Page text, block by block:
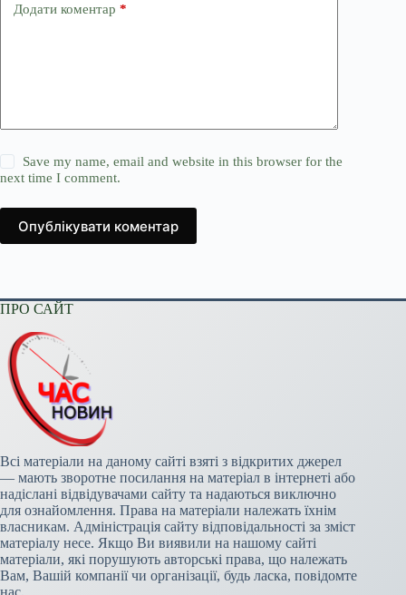
Додати коментар *
Save my name, email and website in this browser for the
next time I comment.
Опублікувати коментар
ПРО САЙТ
Всі матеріали на даному сайті взяті з відкритих джерел
— мають зворотне посилання на матеріал в інтернеті або
надіслані відвідувачами сайту та надаються виключно
для ознайомлення. Права на матеріали належать їхнім
власникам. Адміністрація сайту відповідальності за зміст
матеріалу несе. Якщо Ви виявили на нашому сайті
матеріали, які порушують авторські права, що належать
Вам, Вашій компанії чи організації, будь ласка, повідомте